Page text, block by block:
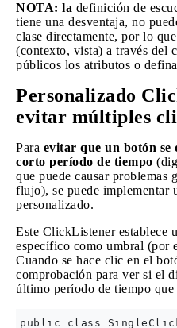
NOTA: la definición de
tiene una desventaja, no
clase directamente, por lo
(contexto, vista) a través del
públicos los atributos o
Personalizado
evitar múltiples
Para evitar que un botón se
corto período de tiempo
que puede causar problemas
flujo), se puede implementar
personalizado.
Este ClickListener establece
específico como umbral (por
Cuando se hace clic en el
comprobación para ver si el
último período de tiempo
public class